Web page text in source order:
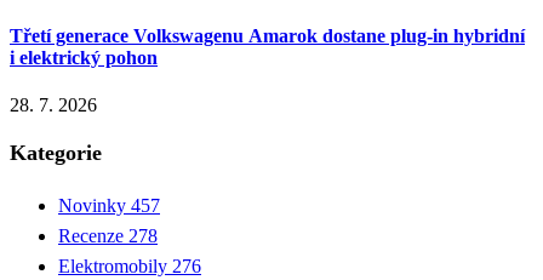
Třetí generace Volkswagenu Amarok dostane plug-in hybridní
i elektrický pohon
28. 7. 2026
Kategorie
Novinky 457
Recenze 278
Elektromobily 276